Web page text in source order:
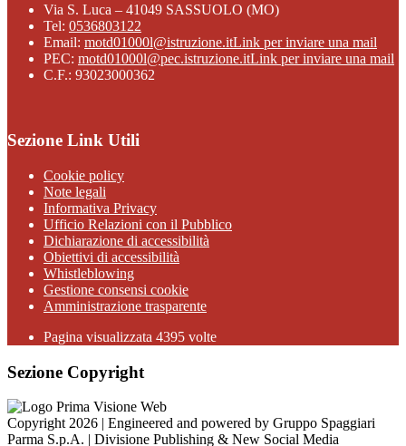
Via S. Luca – 41049 SASSUOLO (MO)
Tel: 0536803122
Email: motd01000l@istruzione.itLink per inviare una mail
PEC: motd01000l@pec.istruzione.itLink per inviare una mail
C.F.: 93023000362
Sezione Link Utili
Cookie policy
Note legali
Informativa Privacy
Ufficio Relazioni con il Pubblico
Dichiarazione di accessibilità
Obiettivi di accessibilità
Whistleblowing
Gestione consensi cookie
Amministrazione trasparente
Pagina visualizzata 4395 volte
Sezione Copyright
Copyright 2026 | Engineered and powered by Gruppo Spaggiari
Parma S.p.A. | Divisione Publishing & New Social Media